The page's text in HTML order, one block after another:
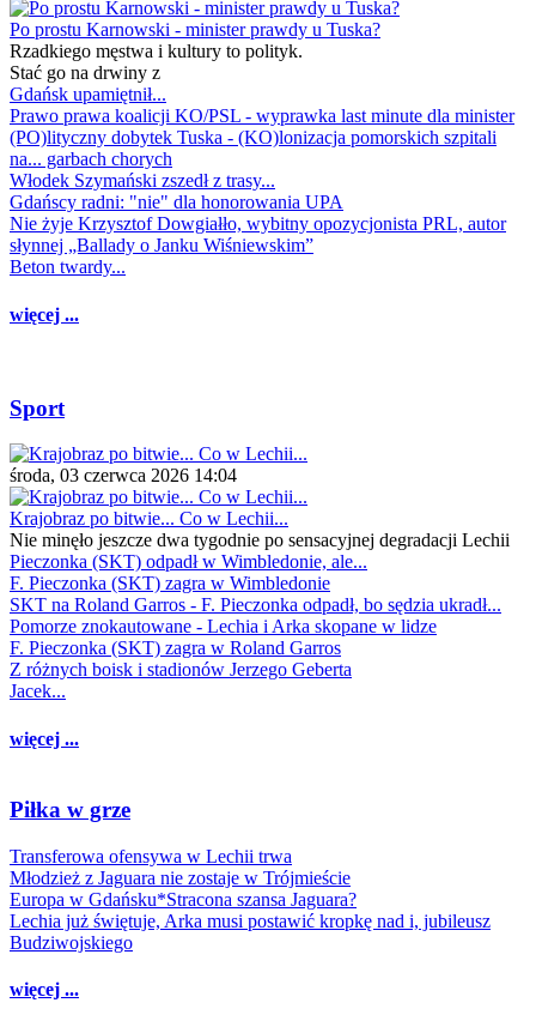
Po prostu Karnowski - minister prawdy u Tuska?
Rzadkiego męstwa i kultury to polityk.
Stać go na drwiny z
Gdańsk upamiętnił...
Prawo prawa koalicji KO/PSL - wyprawka last minute dla minister
(PO)lityczny dobytek Tuska - (KO)lonizacja pomorskich szpitali
na... garbach chorych
Włodek Szymański zszedł z trasy...
Gdańscy radni: "nie" dla honorowania UPA
Nie żyje Krzysztof Dowgiałło, wybitny opozycjonista PRL, autor
słynnej „Ballady o Janku Wiśniewskim”
Beton twardy...
więcej ...
Sport
środa, 03 czerwca 2026 14:04
Krajobraz po bitwie... Co w Lechii...
Nie minęło jeszcze dwa tygodnie po sensacyjnej degradacji Lechii
Pieczonka (SKT) odpadł w Wimbledonie, ale...
F. Pieczonka (SKT) zagra w Wimbledonie
SKT na Roland Garros - F. Pieczonka odpadł, bo sędzia ukradł...
Pomorze znokautowane - Lechia i Arka skopane w lidze
F. Pieczonka (SKT) zagra w Roland Garros
Z różnych boisk i stadionów Jerzego Geberta
Jacek...
więcej ...
Piłka w grze
Transferowa ofensywa w Lechii trwa
Młodzież z Jaguara nie zostaje w Trójmieście
Europa w Gdańsku*Stracona szansa Jaguara?
Lechia już świętuje, Arka musi postawić kropkę nad i, jubileusz
Budziwojskiego
więcej ...